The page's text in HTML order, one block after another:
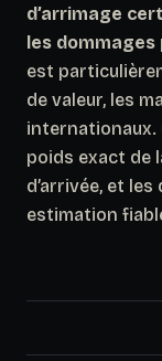
d’arrimage
les
est
de valeur, les
internationaux.
poids exact de
d’arrivée, et
estimation